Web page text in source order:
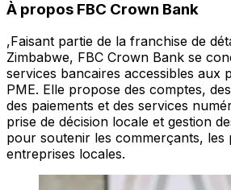
À propos FBC Crown Bank
,Faisant partie de la franchise de
Zimbabwe, FBC Crown Bank se
services bancaires accessibles aux
PME. Elle propose des comptes,
des paiements et des services
prise de décision locale et gestion
pour soutenir les commerçants, les
entreprises locales.